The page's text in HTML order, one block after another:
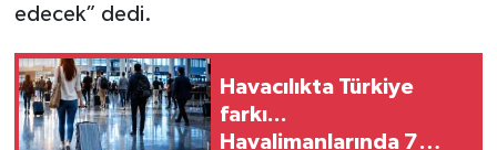
edecek” dedi.
Havacılıkta Türkiye
farkı...
Havalimanlarında 7